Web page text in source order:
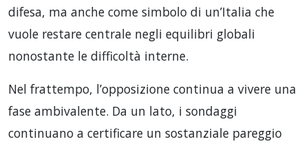
difesa, ma anche come simbolo di un’Italia che
vuole restare centrale negli equilibri globali
nonostante le difficoltà interne.
Nel frattempo, l’opposizione continua a vivere una
fase ambivalente. Da un lato, i sondaggi
continuano a certificare un sostanziale pareggio